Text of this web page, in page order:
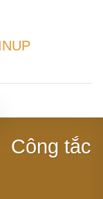
Công tắc